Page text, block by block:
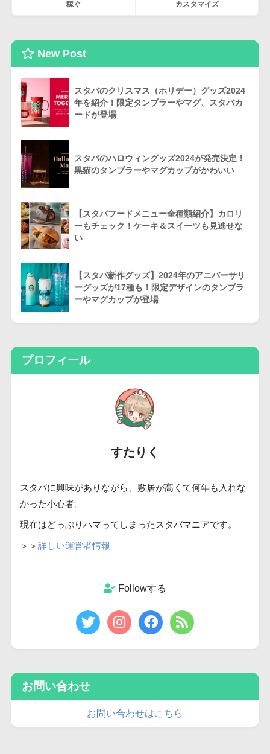
稼ぐ カスタマイズ
New Post
スタバのクリスマス（ホリデー）グッズ2024
年を紹介！限定タンブラーやマグ、スタバカ
ードが登場
スタバのハロウィングッズ2024が発売決定！
黒猫のタンブラーやマグカップがかわいい
【スタバフードメニュー全種類紹介】カロリ
ーもチェック！ケーキ＆スイーツも見逃せな
い
【スタバ新作グッズ】2024年のアニバーサリ
ーグッズが17種も！限定デザインのタンブラ
ーやマグカップが登場
プロフィール
すたりく
スタバに興味がありながら、敷居が高くて何年も入れな
かった小心者。
現在はどっぷりハマってしまったスタバマニアです。
＞＞ 詳しい運営者情報
Followする
お問い合わせ
お問い合わせはこちら